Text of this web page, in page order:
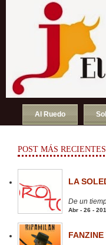
Al Ruedo
POST MÁS RECIENTES
LA
De un
Abr - 26 -